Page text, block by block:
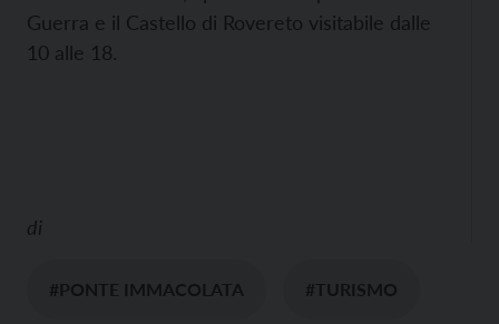
Guerra e il Castello di Rovereto visitabile dalle
10 alle 18.
di
#PONTE IMMACOLATA #TURISMO